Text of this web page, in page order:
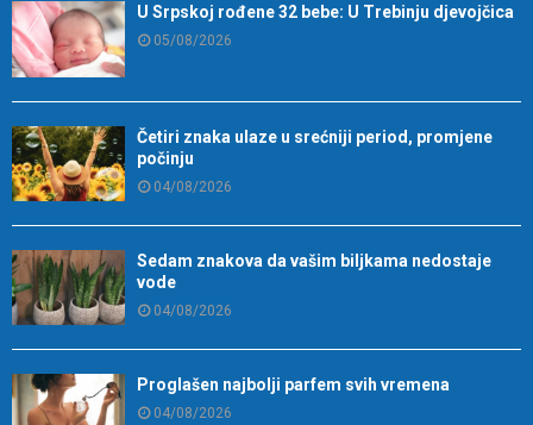
U Srpskoj rođene 32 bebe: U Trebinju djevojčica
05/08/2026
Četiri znaka ulaze u srećniji period, promjene
počinju
04/08/2026
Sedam znakova da vašim biljkama nedostaje
vode
04/08/2026
Proglašen najbolji parfem svih vremena
04/08/2026